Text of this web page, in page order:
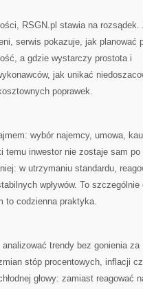
RSGN.pl stawia na rozsądek.
serwis pokazuje, jak planować
a gdzie wystarczy prostota i
jak unikać
poprawek.
wybór najemcy, umowa,
temu inwestor nie zostaje sam po
w utrzymaniu standardu,
wpływów. To szczególnie
to codzienna praktyka.
trendy bez gonienia za
stóp procentowych, inflacji
głowy: zamiast reagować